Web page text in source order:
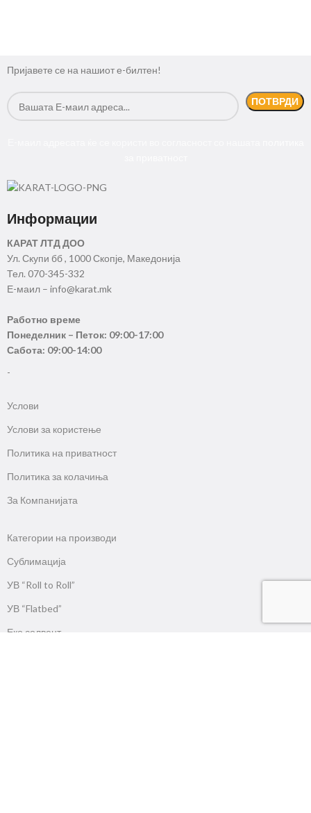
Пријавете се на нашиот е-билтен!
Информации
КАРАТ ЛТД ДОО
Ул. Скупи бб , 1000 Скопје, Македонија
Тел. 070-345-332
Е-маил – info@karat.mk
Работно време
Понеделник – Петок: 09:00-17:00
Сабота: 09:00-14:00
-
Услови
Услови за користење
Политика на приватност
Политика за колачиња
За Компанијата
Категории на производи
Сублимација
УВ “Roll to Roll”
УВ “Flatbed”
Еко солвент